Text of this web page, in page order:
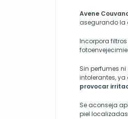
Avene
asegurando la
Incorpora filtros
Sin perfumes
intolerantes,
provocar
Se aconseja
piel